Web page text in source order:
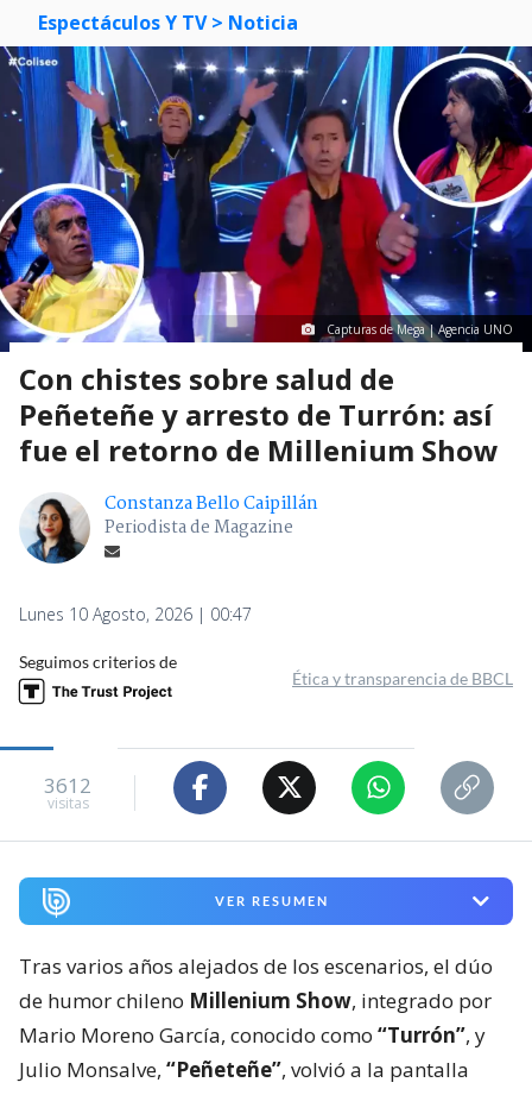
Espectáculos Y TV > Noticia
Capturas de Mega | Agencia UNO
Con chistes sobre salud de
Peñeteñe y arresto de Turrón: así
fue el retorno de Millenium Show
Constanza Bello Caipillán
Periodista de Magazine
Lunes 10 Agosto, 2026 | 00:47
Seguimos criterios de
Ética y transparencia de BBCL
3612
visitas
VER RESUMEN
Tras varios años alejados de los escenarios, el dúo
de humor chileno Millenium Show, integrado por
Mario Moreno García, conocido como “Turrón”, y
Julio Monsalve, “Peñeteñe”, volvió a la pantalla